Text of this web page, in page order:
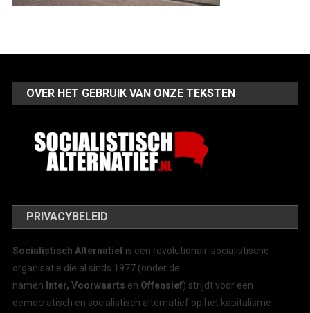
OVER HET GEBRUIK VAN ONZE TEKSTEN
PRIVACYBELEID
Socialistisch Alternatief is een revolutionair-socialistische
organisatie die al sinds 1977 (onder de
namen Inter, Voorwaarts en Offensief) strijdt voor een
democratisch en socialistisch alternatief op het kapitalisme